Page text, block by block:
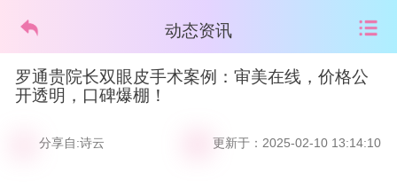
动态资讯
罗通贵院长双眼皮手术案例：审美在线，价格公
开透明，口碑爆棚！
分享自:诗云 更新于：2025-02-10 13:14:10